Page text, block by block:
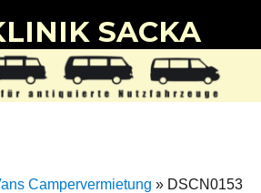
SACKA
Campervermietung » DSCN0153